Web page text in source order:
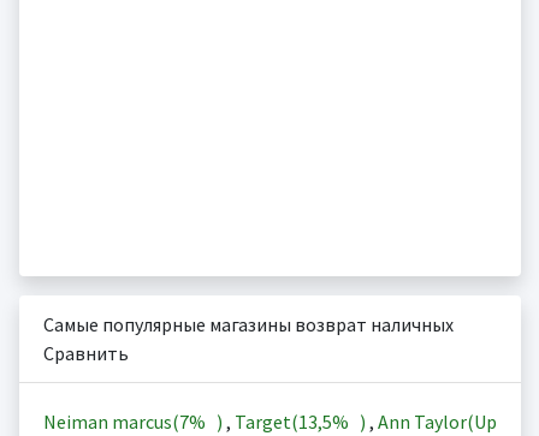
Самые популярные магазины возврат наличных
Сравнить
Neiman marcus(7% ) , Target(13,5% ) , Ann Taylor(Up